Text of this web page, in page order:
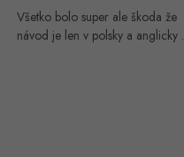
Všetko bolo super ale škoda že
návod je len v polsky a anglicky .